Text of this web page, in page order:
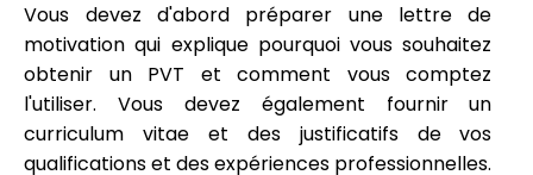
Vous devez d'abord préparer une lettre de
motivation qui explique pourquoi vous souhaitez
obtenir un PVT et comment vous comptez
l'utiliser. Vous devez également fournir un
curriculum vitae et des justificatifs de vos
qualifications et des expériences professionnelles.